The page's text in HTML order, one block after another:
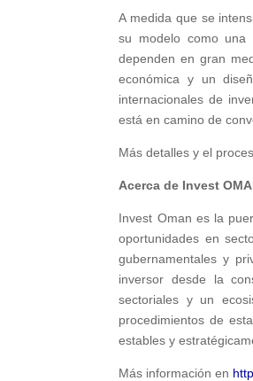
A medida que se
su modelo como una
dependen en gran
económica y un
internacionales de
está en camino de
Más detalles y el
Acerca de Invest
Invest Oman es la
oportunidades en
gubernamentales y
inversor desde la
sectoriales y un
procedimientos de
estables y
Más información en